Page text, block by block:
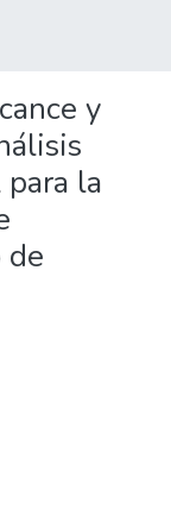
y
la
de